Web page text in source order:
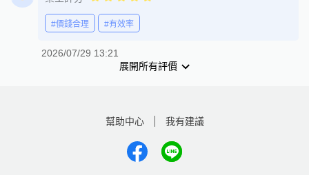
#價錢合理 #有效率
2026/07/29 13:21
展開所有評價
幫助中心 我有建議